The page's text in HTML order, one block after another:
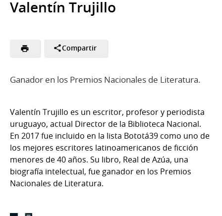
Valentín Trujillo
Compartir
Ganador en los Premios Nacionales de Literatura.
Valentín Trujillo es un escritor, profesor y periodista
uruguayo, actual Director de la Biblioteca Nacional.
En 2017 fue incluido en la lista Bototá39 como uno de
los mejores escritores latinoamericanos de ficción
menores de 40 años. Su libro, Real de Azúa, una
biografía intelectual, fue ganador en los Premios
Nacionales de Literatura.